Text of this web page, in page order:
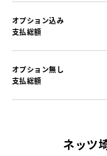
オプション込み
支払総額
オプション無し
支払総額
ネッツ